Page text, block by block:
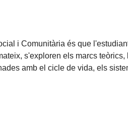
i Comunitària és que
s'exploren els marcs
amb el cicle de vida, els